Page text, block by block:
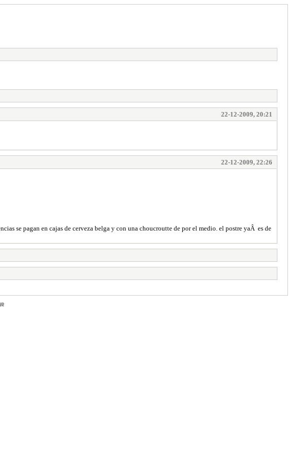
22-12-2009, 20:21
22-12-2009, 22:26
se pagan en cajas de cerveza belga y con una choucroutte de por el medio. el postre yaÂ es de